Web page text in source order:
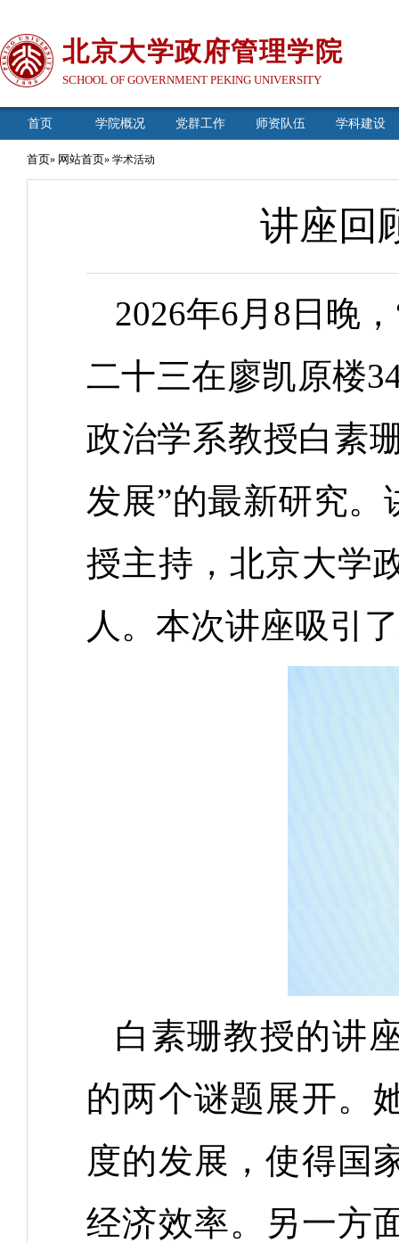
北京大学政府管理学院
SCHOOL OF GOVERNMENT PEKING UNIVERSITY
首页 学院概况 党群工作 师资队伍 学科建设
首页» 网站首页» 学术活动
讲座回
2026年6月8日晚
二十三在廖凯原楼
政治学系教授白素
发展”的最新研究
授主持，北京大学
人。本次讲座吸引
白素珊教授的讲
的两个谜题展开。
度的发展，使得国
经济效率。另一方